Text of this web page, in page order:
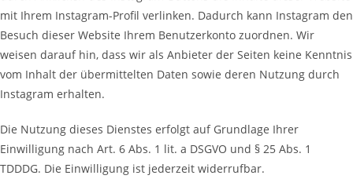
mit Ihrem Instagram-Profil verlinken. Dadurch kann Instagram den
Besuch dieser Website Ihrem Benutzerkonto zuordnen. Wir
weisen darauf hin, dass wir als Anbieter der Seiten keine Kenntnis
vom Inhalt der übermittelten Daten sowie deren Nutzung durch
Instagram erhalten.
Die Nutzung dieses Dienstes erfolgt auf Grundlage Ihrer
Einwilligung nach Art. 6 Abs. 1 lit. a DSGVO und § 25 Abs. 1
TDDDG. Die Einwilligung ist jederzeit widerrufbar.